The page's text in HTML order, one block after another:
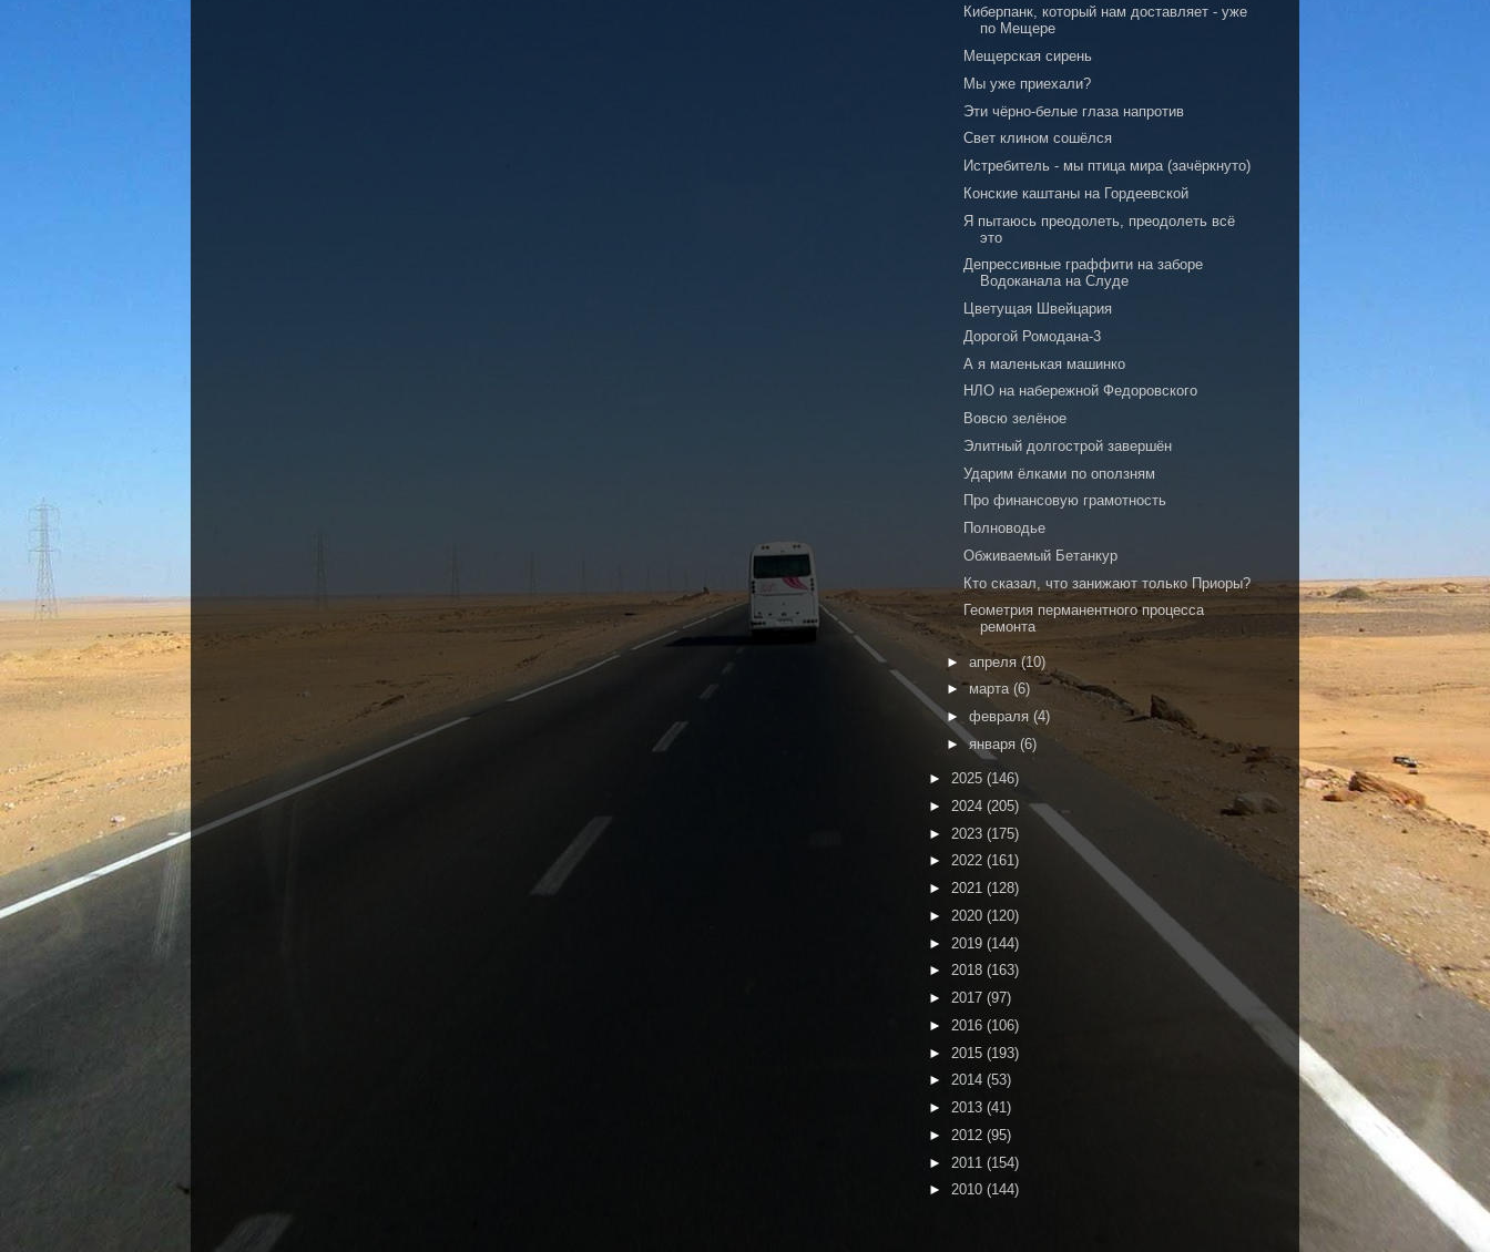
Киберпанк, который нам доставляет - уже
по Мещере
Мещерская сирень
Мы уже приехали?
Эти чёрно-белые глаза напротив
Свет клином сошёлся
Истребитель - мы птица мира (зачёркнуто)
Конские каштаны на Гордеевской
Я пытаюсь преодолеть, преодолеть всё
это
Депрессивные граффити на заборе
Водоканала на Слуде
Цветущая Швейцария
Дорогой Ромодана-3
А я маленькая машинко
НЛО на набережной Федоровского
Вовсю зелёное
Элитный долгострой завершён
Ударим ёлками по оползням
Про финансовую грамотность
Полноводье
Обживаемый Бетанкур
Кто сказал, что занижают только Приоры?
Геометрия перманентного процесса
ремонта
► апреля (10)
►марта (6)
► февраля (4)
►января (6)
► 2025 (146)
► 2024 (205)
► 2023 (175)
► 2022 (161)
► 2021 (128)
► 2020 (120)
► 2019 (144)
► 2018 (163)
► 2017 (97)
► 2016 (106)
► 2015 (193)
► 2014 (53)
► 2013 (41)
► 2012 (95)
► 2011 (154)
► 2010 (144)